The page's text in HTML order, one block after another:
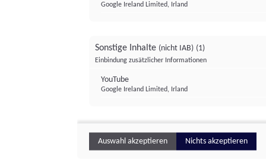
Google Ireland Limited, Irland
Sonstige Inhalte (nicht IAB) (1)
Einbindung zusätzlicher Informationen
YouTube
Google Ireland Limited, Irland
Auswahl akzeptieren Nichts akzeptieren